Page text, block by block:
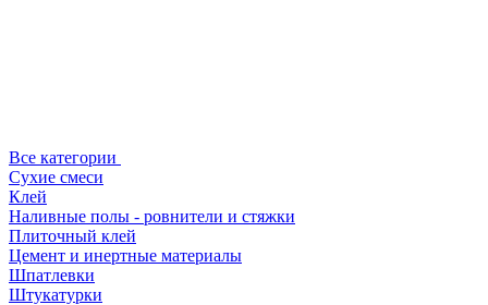
Все категории
Сухие смеси
Клей
Наливные полы - ровнители и стяжки
Плиточный клей
Цемент и инертные материалы
Шпатлевки
Штукатурки